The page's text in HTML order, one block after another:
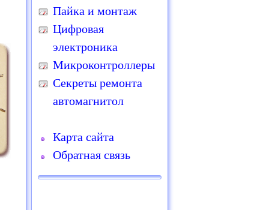
Пайка и монтаж
Цифровая
электроника
Микроконтроллеры
Секреты ремонта
автомагнитол
Карта сайта
Обратная связь